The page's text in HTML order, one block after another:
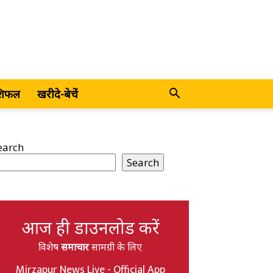
खरीदे-बेचें
Search
आज ही डाउनलोड करें
विशेषसमाचारसामग्री के लिए